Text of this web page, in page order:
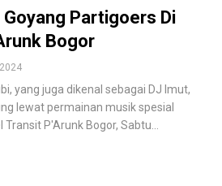
Goyang Partigoers Di
Bogor
yang juga dikenal sebagai DJ Imut,
lewat permainan musik spesial
P'Arunk Bogor, Sabtu…